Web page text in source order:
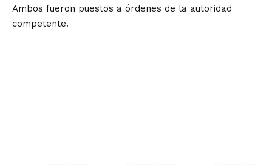
Ambos fueron puestos a órdenes de la autoridad
competente.